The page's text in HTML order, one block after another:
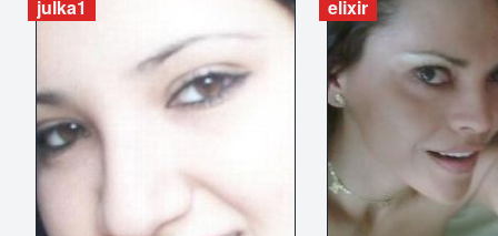
julka1
ZOBRAZIT INZERÁT
elixir
ZOBRAZIT